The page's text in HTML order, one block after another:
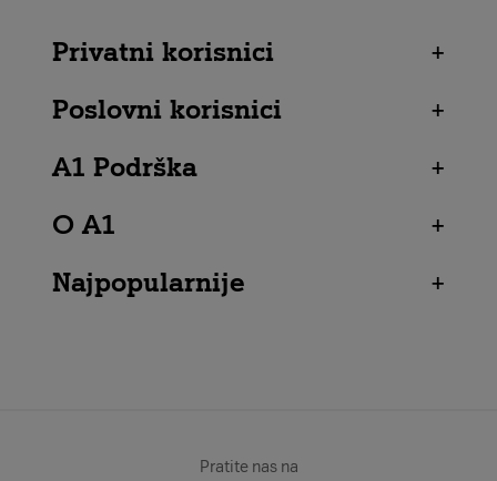
Privatni korisnici
+
Poslovni korisnici
+
A1 Podrška
+
O A1
+
Najpopularnije
+
Pratite nas na